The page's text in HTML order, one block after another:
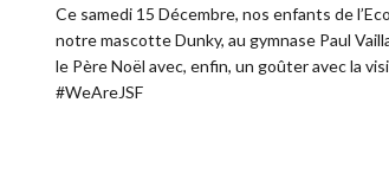
Ce samedi 15 Décembre, nos enfants de
notre mascotte Dunky, au gymnase Paul
le Père Noël avec, enfin, un goûter avec la
#WeAreJSF